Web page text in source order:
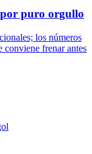
puro orgullo
los números
conviene frenar antes